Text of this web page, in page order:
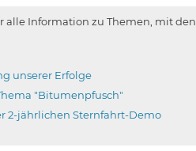
alle Information zu Themen, mit
unserer Erfolge
"Bitumenpfusch"
2-jährlichen Sternfahrt-Demo